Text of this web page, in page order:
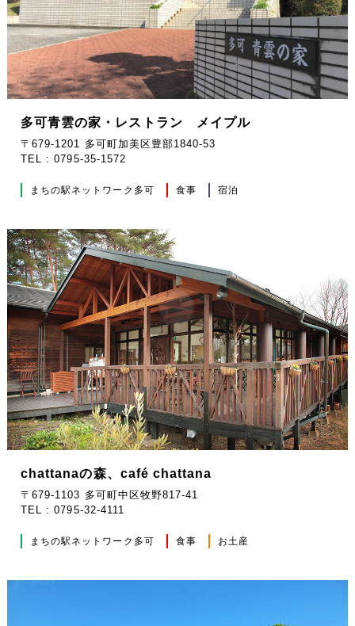
多可青雲の家・レストラン メイプル
〒679-1201 多可町加美区豊部1840-53
TEL : 0795-35-1572
まちの駅ネットワーク多可 食事 宿泊
chattanaの森、café chattana
〒679-1103 多可町中区牧野817-41
TEL : 0795-32-4111
まちの駅ネットワーク多可 食事 お土産